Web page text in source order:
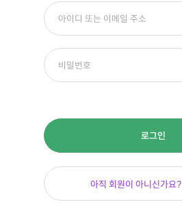
로그인
아직 회원이 아니신가요?